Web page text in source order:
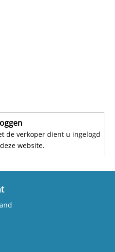
de verkoper dient u ingelogd
website.